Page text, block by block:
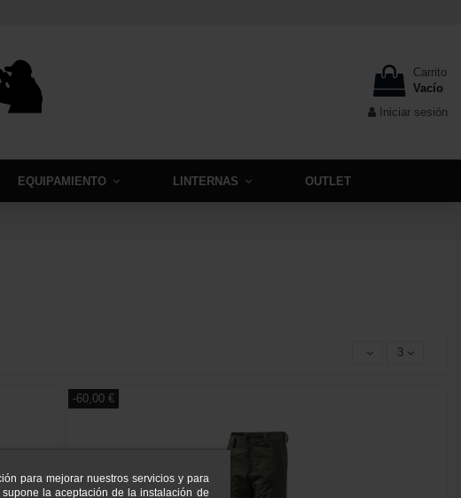
para mejorar nuestros servicios y para
la aceptación de la instalación de
Carrito
Vacío
Iniciar sesión
EQUIPAMIENTO LINTERNAS OUTLET
3
-60,00 €